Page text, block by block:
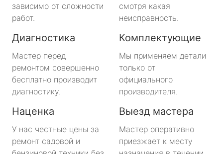
зависимо от сложности
работ.
смотря какая
неисправность.
Диагностика
Мастер перед
ремонтом совершенно
бесплатно производит
диагностику.
Комплектующие
Мы применяем детали
только от
официального
производителя.
Наценка
У нас честные цены за
ремонт садовой и
Выезд мастера
Мастер оперативно
приезжает к месту